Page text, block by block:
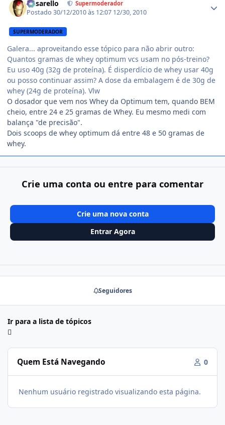
busarello Supermoderador
Postado30/12/2010 às 12:07 12/30, 2010
SUPERMODERADOR
Galera... aproveitando esse tópico para não abrir outro:
Quantos gramas de whey optimum vcs usam no pós-treino?
Eu uso 40g (32g de proteína). É disperdício de whey usar 40g
ou posso continuar assim? A dose da embalagem é de 30g de
whey (24g de proteína). Vlw
O dosador que vem nos Whey da Optimum tem, quando BEM
cheio, entre 24 e 25 gramas de Whey. Eu mesmo medi com
balança "de precisão".
Dois scoops de whey optimum dá entre 48 e 50 gramas de
whey.
Crie uma conta ou entre para comentar
Crie uma nova conta
Entrar Agora
Seguidores
Ir para a lista de tópicos
Quem Está Navegando 0
Nenhum usuário registrado visualizando esta página.